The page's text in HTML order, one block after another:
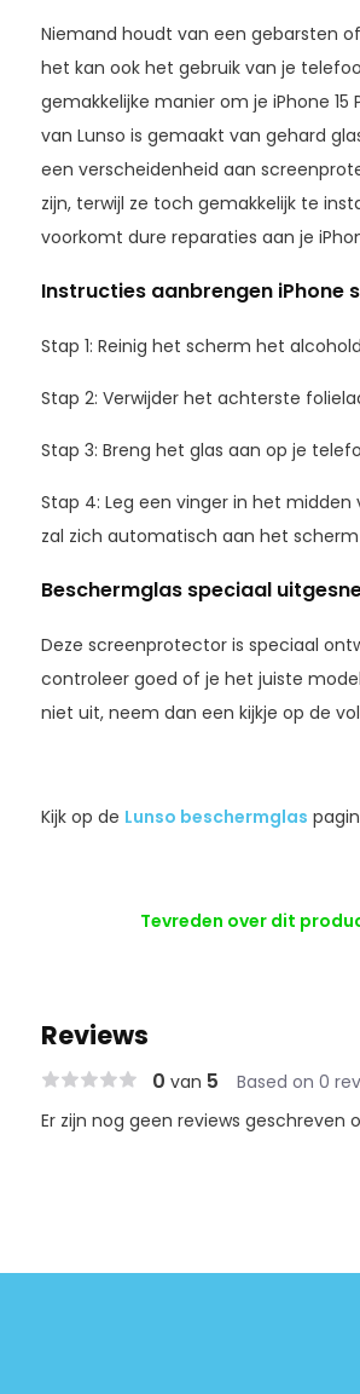
Niemand houdt van een gebarsten
het kan ook het gebruik van je
gemakkelijke manier om je iPhone
van Lunso is gemaakt van gehard
een verscheidenheid aan
zijn, terwijl ze toch gemakkelijk te
voorkomt dure reparaties aan je
Instructies aanbrengen iPhone
Stap 1: Reinig het scherm het
Stap 2: Verwijder het achterste
Stap 3: Breng het glas aan op je
Stap 4: Leg een vinger in het
zal zich automatisch aan het
Beschermglas speciaal
Deze screenprotector is speciaal
controleer goed of je het juiste
niet uit, neem dan een kijkje op de
Kijk op de Lunso beschermglas
Tevreden over dit
Reviews
0 van 5 Based on 0
Er zijn nog geen reviews geschreven